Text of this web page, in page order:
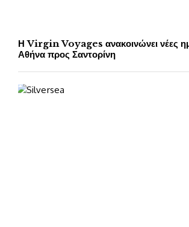
Η Virgin Voyages ανακοινώνει νέες
Αθήνα προς Σαντορίνη